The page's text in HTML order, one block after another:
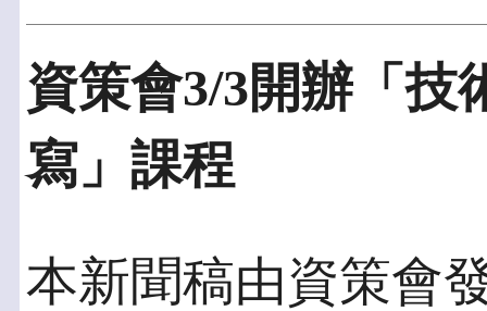
資策會3/3開辦「技
寫」課程
本新聞稿由資策會